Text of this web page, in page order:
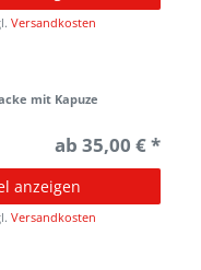
Versandkosten
mit Kapuze
ab 35,00 € *
anzeigen
Versandkosten